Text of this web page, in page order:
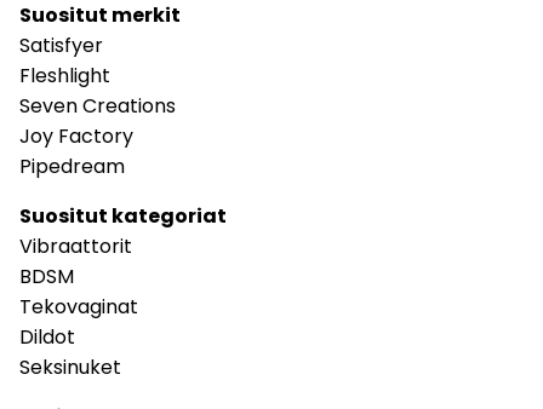
Suositut merkit
Satisfyer
Fleshlight
Seven Creations
Joy Factory
Pipedream
Suositut kategoriat
Vibraattorit
BDSM
Tekovaginat
Dildot
Seksinuket